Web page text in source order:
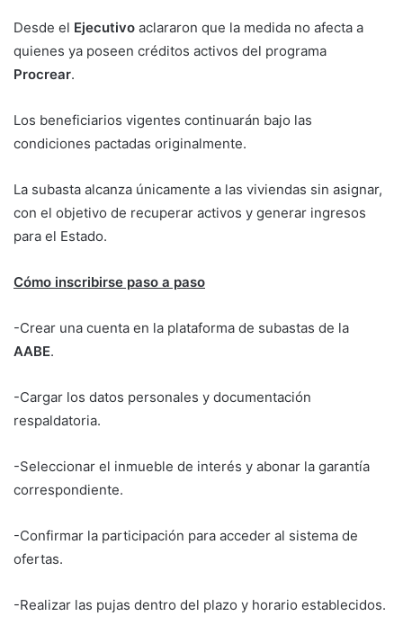
Desde el Ejecutivo aclararon que la medida no afecta a
quienes ya poseen créditos activos del programa
Procrear.
Los beneficiarios vigentes continuarán bajo las
condiciones pactadas originalmente.
La subasta alcanza únicamente a las viviendas sin asignar,
con el objetivo de recuperar activos y generar ingresos
para el Estado.
Cómo inscribirse paso a paso
-Crear una cuenta en la plataforma de subastas de la
AABE.
-Cargar los datos personales y documentación
respaldatoria.
-Seleccionar el inmueble de interés y abonar la garantía
correspondiente.
-Confirmar la participación para acceder al sistema de
ofertas.
-Realizar las pujas dentro del plazo y horario establecidos.